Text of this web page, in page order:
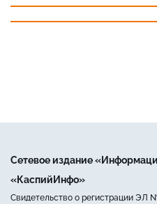
Сетевое издание
«КаспийИнфо»
Свидетельство о регистрации ЭЛ